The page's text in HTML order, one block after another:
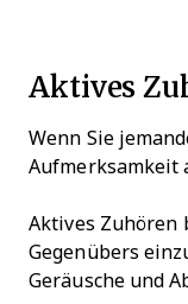
Aktives
Wenn Sie
Aufmerksamkeit
Aktives Zuhören
Gegenübers
Geräusche und